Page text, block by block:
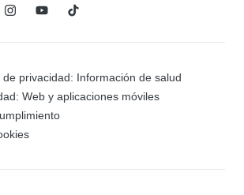
privacidad: Información de salud
Web y aplicaciones móviles